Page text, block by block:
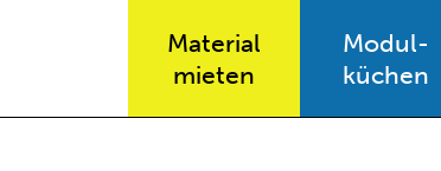
Material
mieten
Modul-
küchen